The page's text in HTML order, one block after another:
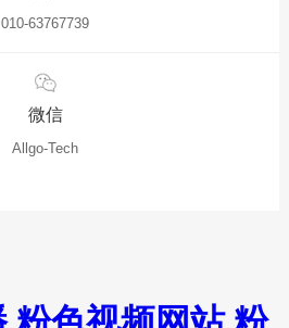
010-63767739
微信
Allgo-Tech